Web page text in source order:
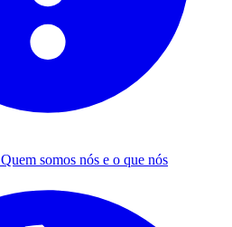
Quem somos nós e o que nós